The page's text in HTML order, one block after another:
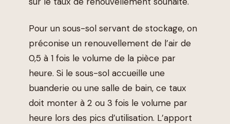
Pour un sous-sol servant de stockage, on
préconise un renouvellement de l’air de
0,5 à 1 fois le volume de la pièce par
heure. Si le sous-sol accueille une
buanderie ou une salle de bain, ce taux
doit monter à 2 ou 3 fois le volume par
heure lors des pics d’utilisation. L’apport